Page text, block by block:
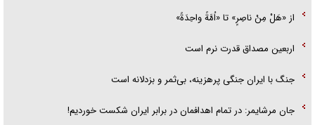
از «هَلْ مِنْ ناصِرٍ» تا «اُمَّةً واحِدَةً»
اربعین مصداق قدرت نرم است
جنگ با ایران جنگی پرهزینه، بی‌ثمر و بزدلانه است
جان مرشایمر: در تمام اهدافمان در برابر ایران شکست خوردیم!